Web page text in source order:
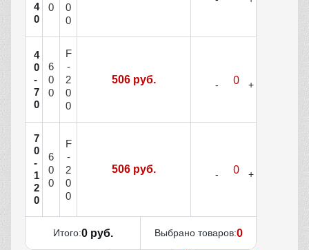
4
0
0
0
0
4
0
-
7
0
6
0
0
F
-
2
0
0
506 руб.
7
0
-
1
2
0
6
0
0
F
-
2
0
0
506 руб.
Итого:0 руб. Выбрано товаров:0